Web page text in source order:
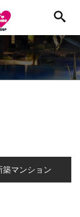
築マンション